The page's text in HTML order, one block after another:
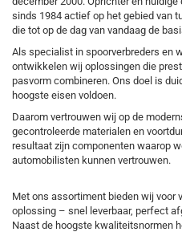
sinds 1984 actief op het gebied van
die tot op de dag van vandaag de
Als specialist in spoorverbreders en
ontwikkelen wij oplossingen die
pasvorm combineren. Ons doel is
hoogste eisen voldoen.
Daarom vertrouwen wij op de
gecontroleerde materialen en
resultaat zijn componenten waarop
automobilisten kunnen vertrouwen.
Met ons assortiment bieden wij voor
oplossing – snel leverbaar, perfect
Naast de hoogste kwaliteitsnormen